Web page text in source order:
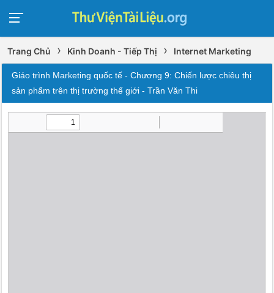
Trang Chủ › Kinh Doanh - Tiếp Thị › Internet Marketing
Giáo trình Marketing quốc tế - Chương 9: Chiến lược chiêu thị
sản phẩm trên thị trường thế giới - Trần Văn Thi